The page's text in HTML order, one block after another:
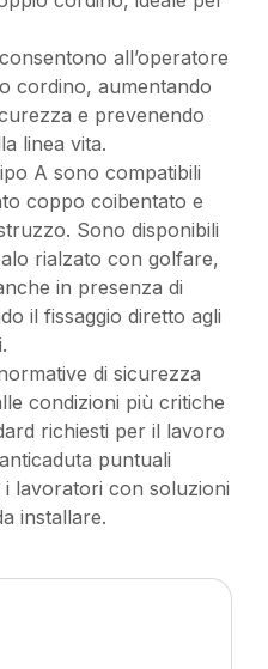
all’operatore
cordino, aumentando
e prevenendo
linea vita.
A sono compatibili
coppo coibentato e
Sono disponibili
rialzato con golfare,
in presenza di
il fissaggio diretto agli
di sicurezza
condizioni più critiche
richiesti per il lavoro
puntuali
lavoratori con soluzioni
installare.